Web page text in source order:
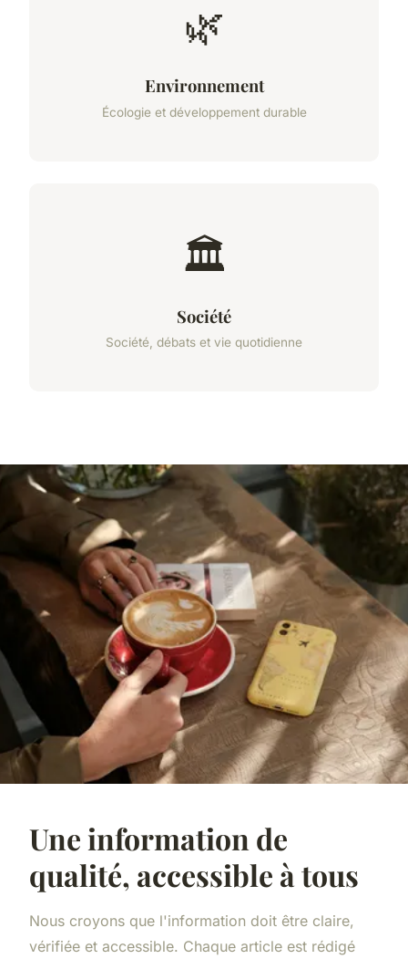
🌿
Environnement
Écologie et développement durable
🏛️
Société
Société, débats et vie quotidienne
Une information de
qualité, accessible à tous
Nous croyons que l'information doit être claire,
vérifiée et accessible. Chaque article est rédigé